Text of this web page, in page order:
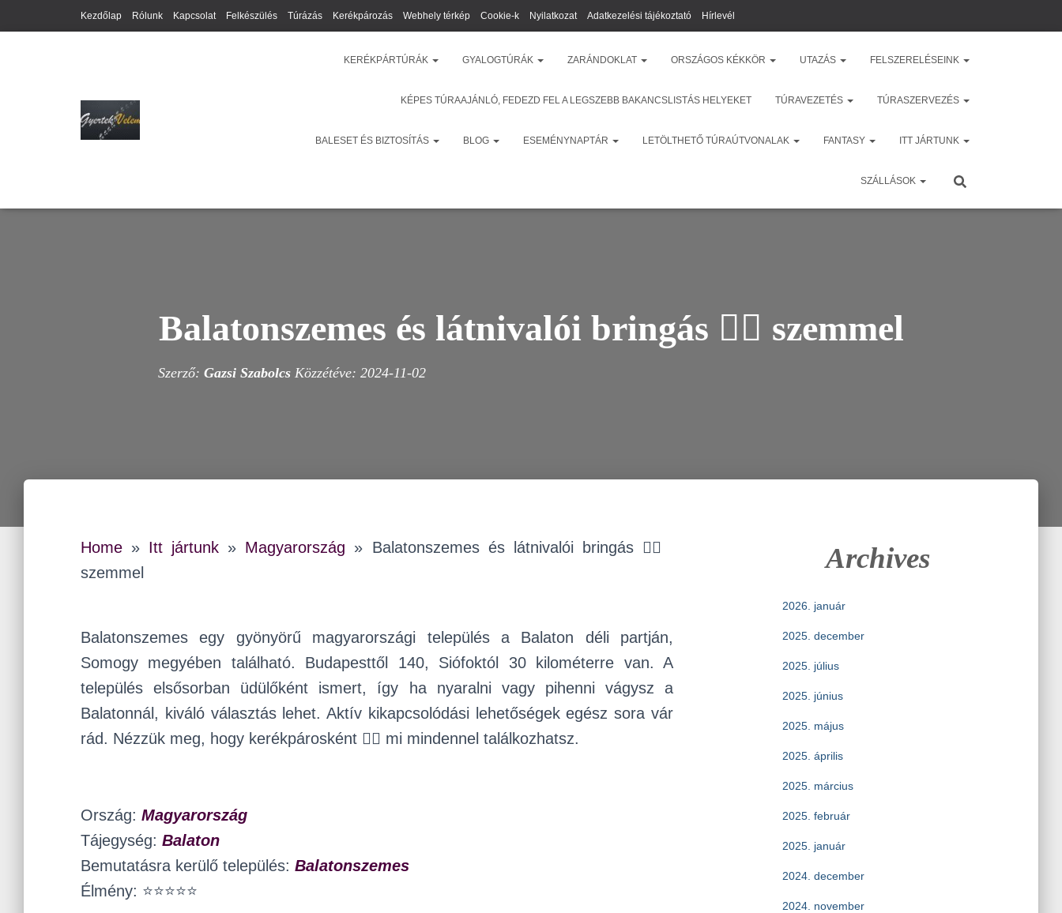
Kezdőlap Rólunk Kapcsolat Felkészülés Túrázás Kerékpározás Webhely térkép Cookie-k Nyilatkozat Adatkezelési tájékoztató Hírlevél
KERÉKPÁRTÚRÁK GYALOGTÚRÁK ZARÁNDOKLAT ORSZÁGOS KÉKKÖR UTAZÁS FELSZERELÉSEINK
KÉPES TÚRAAJÁNLÓ, FEDEZD FEL A LEGSZEBB BAKANCSLISTÁS HELYEKET TÚRAVEZETÉS TÚRASZERVEZÉS
BALESET ÉS BIZTOSÍTÁS BLOG ESEMÉNYNAPTÁR LETÖLTHETŐ TÚRAÚTVONALAK FANTASY ITT JÁRTUNK
SZÁLLÁSOK
Balatonszemes és látnivalói bringás 🚴‍♀️ szemmel
Szerző: Gazsi SzabolcsKözzétéve: 2024-11-02
Home » Itt jártunk » Magyarország » Balatonszemes és látnivalói bringás 🚴‍♀️
szemmel
Balatonszemes egy gyönyörű magyarországi település a Balaton déli partján,
Somogy megyében található. Budapesttől 140, Siófoktól 30 kilométerre van. A
település elsősorban üdülőként ismert, így ha nyaralni vagy pihenni vágysz a
Balatonnál, kiváló választás lehet. Aktív kikapcsolódási lehetőségek egész sora vár
rád. Nézzük meg, hogy kerékpárosként 🚴‍♀️ mi mindennel találkozhatsz.
Ország: Magyarország
Tájegység: Balaton
Bemutatásra kerülő település: Balatonszemes
Élmény: ⭐⭐⭐⭐⭐
Archives
2026. január
2025. december
2025. július
2025. június
2025. május
2025. április
2025. március
2025. február
2025. január
2024. december
2024. november